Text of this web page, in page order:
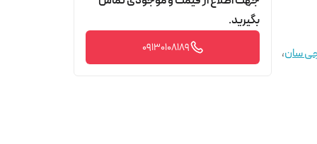
سان،
بگیرید.
09130108189